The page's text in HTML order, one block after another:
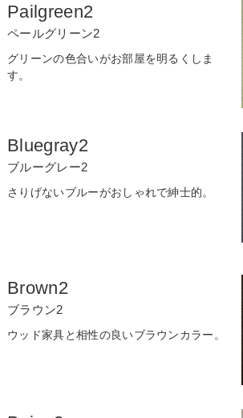
Pailgreen2
ペールグリーン2
グリーンの色合いがお部屋を明るくしま
す。
Bluegray2
ブルーグレー2
さりげないブルーがおしゃれで紳士的。
Brown2
ブラウン2
ウッド家具と相性の良いブラウンカラー。